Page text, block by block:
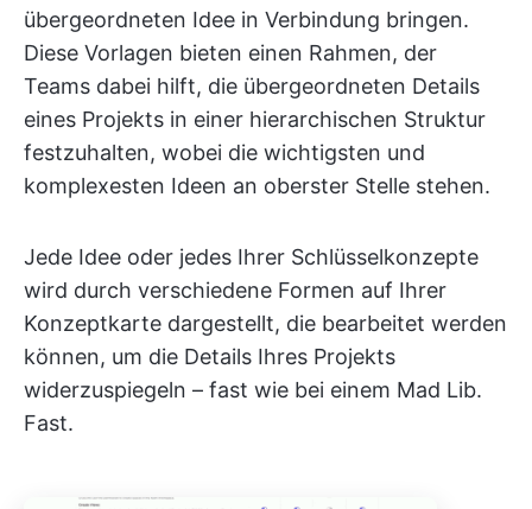
übergeordneten Idee in Verbindung bringen.
Diese Vorlagen bieten einen Rahmen, der
Teams dabei hilft, die übergeordneten Details
eines Projekts in einer hierarchischen Struktur
festzuhalten, wobei die wichtigsten und
komplexesten Ideen an oberster Stelle stehen.
Jede Idee oder jedes Ihrer Schlüsselkonzepte
wird durch verschiedene Formen auf Ihrer
Konzeptkarte dargestellt, die bearbeitet werden
können, um die Details Ihres Projekts
widerzuspiegeln – fast wie bei einem Mad Lib.
Fast.